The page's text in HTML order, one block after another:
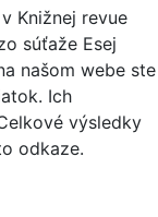
Knižnej revue
súťaže Esej
našom webe ste
Ich
výsledky
odkaze.